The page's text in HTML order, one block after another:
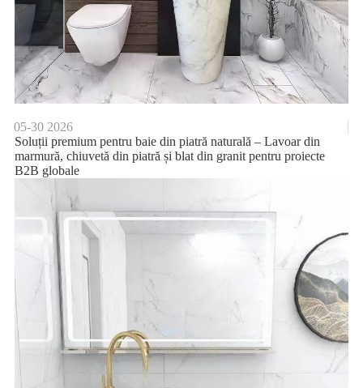
05-30 2026
Soluții premium pentru baie din piatră naturală – Lavoar din
marmură, chiuvetă din piatră și blat din granit pentru proiecte
B2B globale